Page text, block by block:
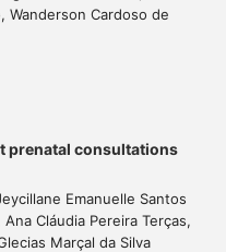
Wanderson Cardoso de
prenatal consultations
Emanuelle Santos
Cláudia Pereira Terças,
Marçal da Silva